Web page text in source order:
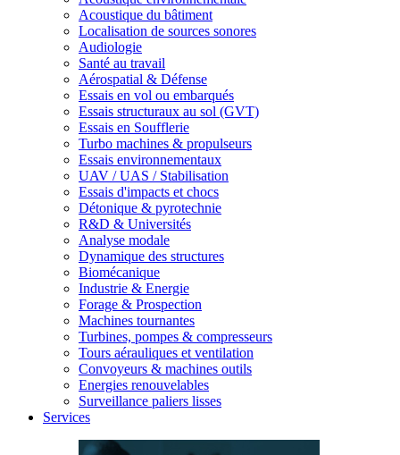
Acoustique du bâtiment
Localisation de sources sonores
Audiologie
Santé au travail
Aérospatial & Défense
Essais en vol ou embarqués
Essais structuraux au sol (GVT)
Essais en Soufflerie
Turbo machines & propulseurs
Essais environnementaux
UAV / UAS / Stabilisation
Essais d'impacts et chocs
Détonique & pyrotechnie
R&D & Universités
Analyse modale
Dynamique des structures
Biomécanique
Industrie & Energie
Forage & Prospection
Machines tournantes
Turbines, pompes & compresseurs
Tours aérauliques et ventilation
Convoyeurs & machines outils
Energies renouvelables
Surveillance paliers lisses
Services